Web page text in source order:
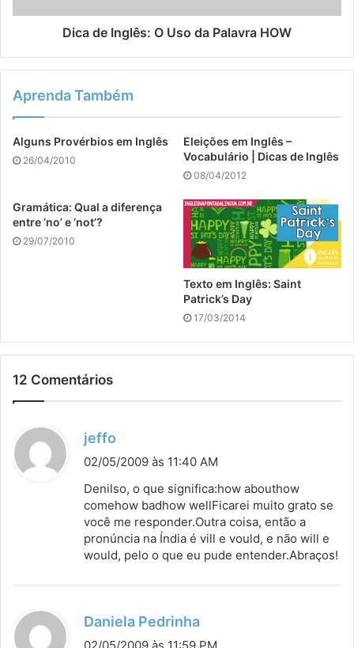
Dica de Inglês: O Uso da Palavra HOW
Aprenda Também
Alguns Provérbios em Inglês
26/04/2010
Eleições em Inglês –
Vocabulário | Dicas de Inglês
08/04/2012
Gramática: Qual a diferença
entre ‘no’ e ‘not’?
29/07/2010
Texto em Inglês: Saint
Patrick’s Day
17/03/2014
12 Comentários
jeffo
i
s
e
:
02/05/2009 às 11:40 AM
Denilso, o que significa:how abouthow
comehow badhow wellFicarei muito grato se
você me responder.Outra coisa, então a
pronúncia na Índia é vill e vould, e não will e
would, pelo o que eu pude entender.Abraços!
Daniela Pedrinha
i